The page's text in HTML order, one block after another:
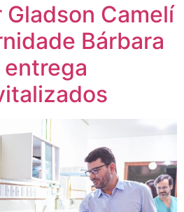
Gladson Camelí
Bárbara